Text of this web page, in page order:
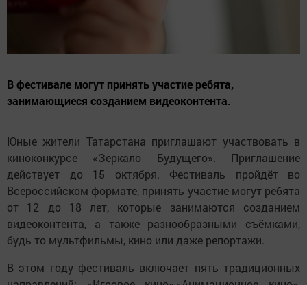
В фестивале могут принять участие ребята,
занимающиеся созданием видеоконтента.
Юные жители Татарстана приглашают участвовать в
киноконкурсе «Зеркало Будущего». Приглашение
действует до 15 октября. Фестиваль пройдёт во
Всероссийском формате, принять участие могут ребята
от 12 до 18 лет, которые занимаются созданием
видеоконтента, а также разнообразными съёмками,
будь то мультфильмы, кино или даже репортажи.
В этом году фестиваль включает пять традиционных